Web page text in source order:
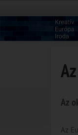
Az
Az